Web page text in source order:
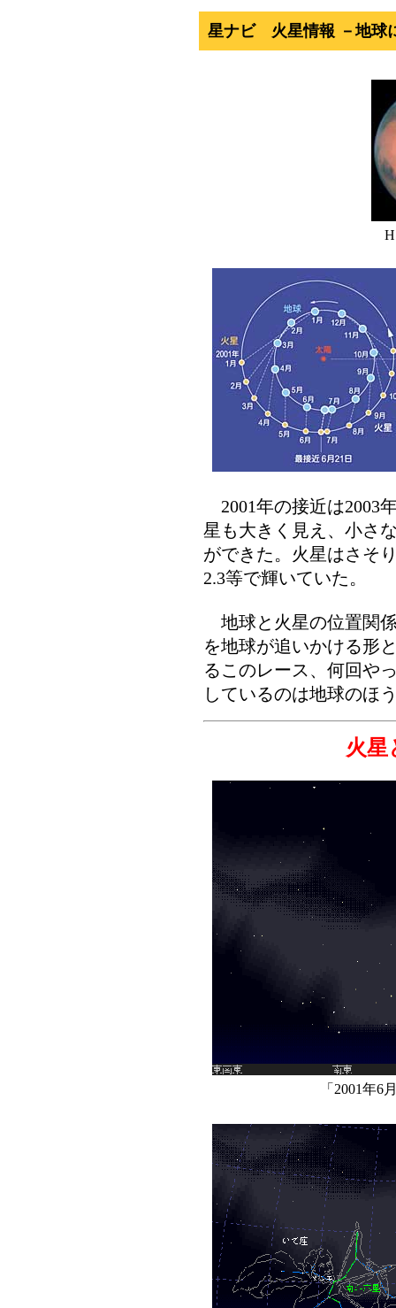
星ナビ 火星情報 －地球
2001年の接近は2003
星も大きく見え、小さ
ができた。火星はさそ
2.3等で輝いていた。
地球と火星の位置関
を地球が追いかける形
るこのレース、何回や
しているのは地球のほ
火星
「2001年6